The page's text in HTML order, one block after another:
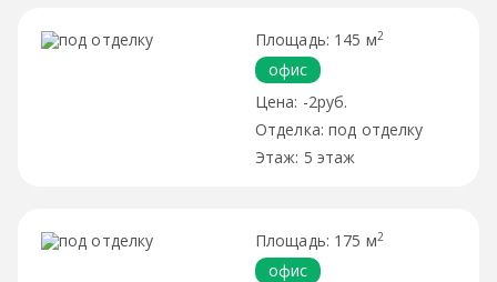
145 м2
офис
-2руб.
под отделку
5 этаж
175 м2
офис